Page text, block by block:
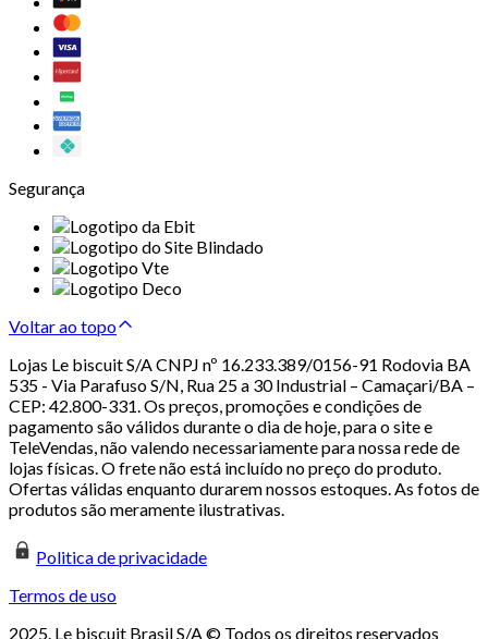
Segurança
Voltar ao topo
Lojas Le biscuit S/A CNPJ nº 16.233.389/0156-91 Rodovia BA
535 - Via Parafuso S/N, Rua 25 a 30 Industrial – Camaçari/BA –
CEP: 42.800-331. Os preços, promoções e condições de
pagamento são válidos durante o dia de hoje, para o site e
TeleVendas, não valendo necessariamente para nossa rede de
lojas físicas. O frete não está incluído no preço do produto.
Ofertas válidas enquanto durarem nossos estoques. As fotos de
produtos são meramente ilustrativas.
Politica de privacidade
Termos de uso
2025. Le biscuit Brasil S/A © Todos os direitos reservados